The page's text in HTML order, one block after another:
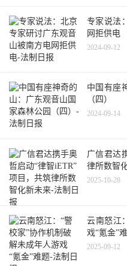
专家说法
网拒供电
2024-09-12
中国有座
（四）
2024-09-14
广信君达
律所数智
2025-10-28
云南怒江
戏“氪金”
2025-09-12